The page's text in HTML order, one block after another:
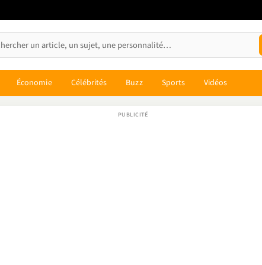
Économie Célébrités Buzz Sports Vidéos